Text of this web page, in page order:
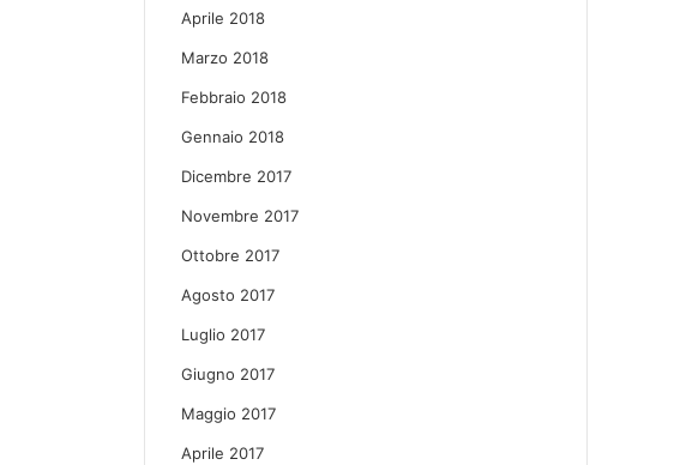
Aprile 2018
Marzo 2018
Febbraio 2018
Gennaio 2018
Dicembre 2017
Novembre 2017
Ottobre 2017
Agosto 2017
Luglio 2017
Giugno 2017
Maggio 2017
Aprile 2017